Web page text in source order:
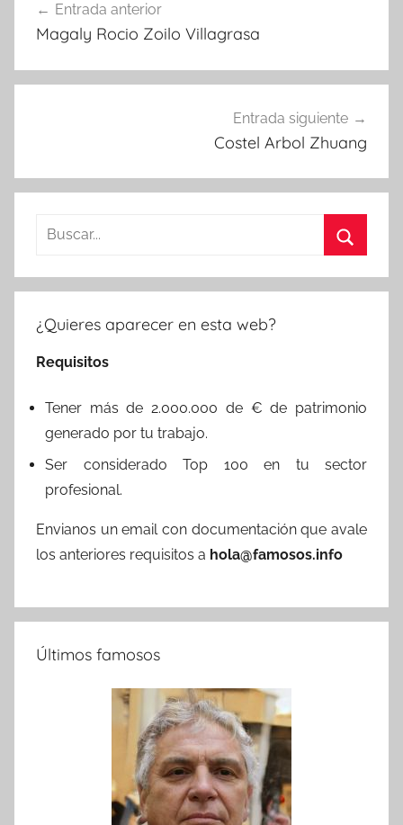
de
Entrada anterior
Magaly Rocio Zoilo Villagrasa
Entrada siguiente
Costel Arbol Zhuang
Buscar:
¿Quieres aparecer en esta web?
Requisitos
Tener más de 2.000.000 de € de patrimonio
generado por tu trabajo.
Ser considerado Top 100 en tu sector
profesional.
Envianos un email con documentación que avale
los anteriores requisitos a hola@famosos.info
Últimos famosos